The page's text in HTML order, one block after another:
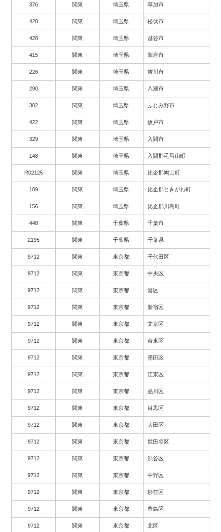
376 関東 埼玉県 草加市
428 関東 埼玉県 松伏市
428 関東 埼玉県 越谷市
415 関東 埼玉県 新座市
226 関東 埼玉県 吉川市
290 関東 埼玉県 八潮市
302 関東 埼玉県 ふじみ野市
422 関東 埼玉県 坂戸市
329 関東 埼玉県 入間市
148 関東 埼玉県 入間郡毛呂山町
R02125 関東 埼玉県 比企郡鳩山町
109 関東 埼玉県 比企郡ときがわ町
156 関東 埼玉県 比企郡川島町
448 関東 千葉県 千葉市
2195 関東 千葉県 千葉県
9712 関東 東京都 千代田区
9712 関東 東京都 中央区
9712 関東 東京都 港区
9712 関東 東京都 新宿区
9712 関東 東京都 文京区
9712 関東 東京都 台東区
9712 関東 東京都 墨田区
9712 関東 東京都 江東区
9712 関東 東京都 品川区
9712 関東 東京都 目黒区
9712 関東 東京都 大田区
9712 関東 東京都 世田谷区
9712 関東 東京都 渋谷区
9712 関東 東京都 中野区
9712 関東 東京都 杉並区
9712 関東 東京都 豊島区
9712 関東 東京都 北区